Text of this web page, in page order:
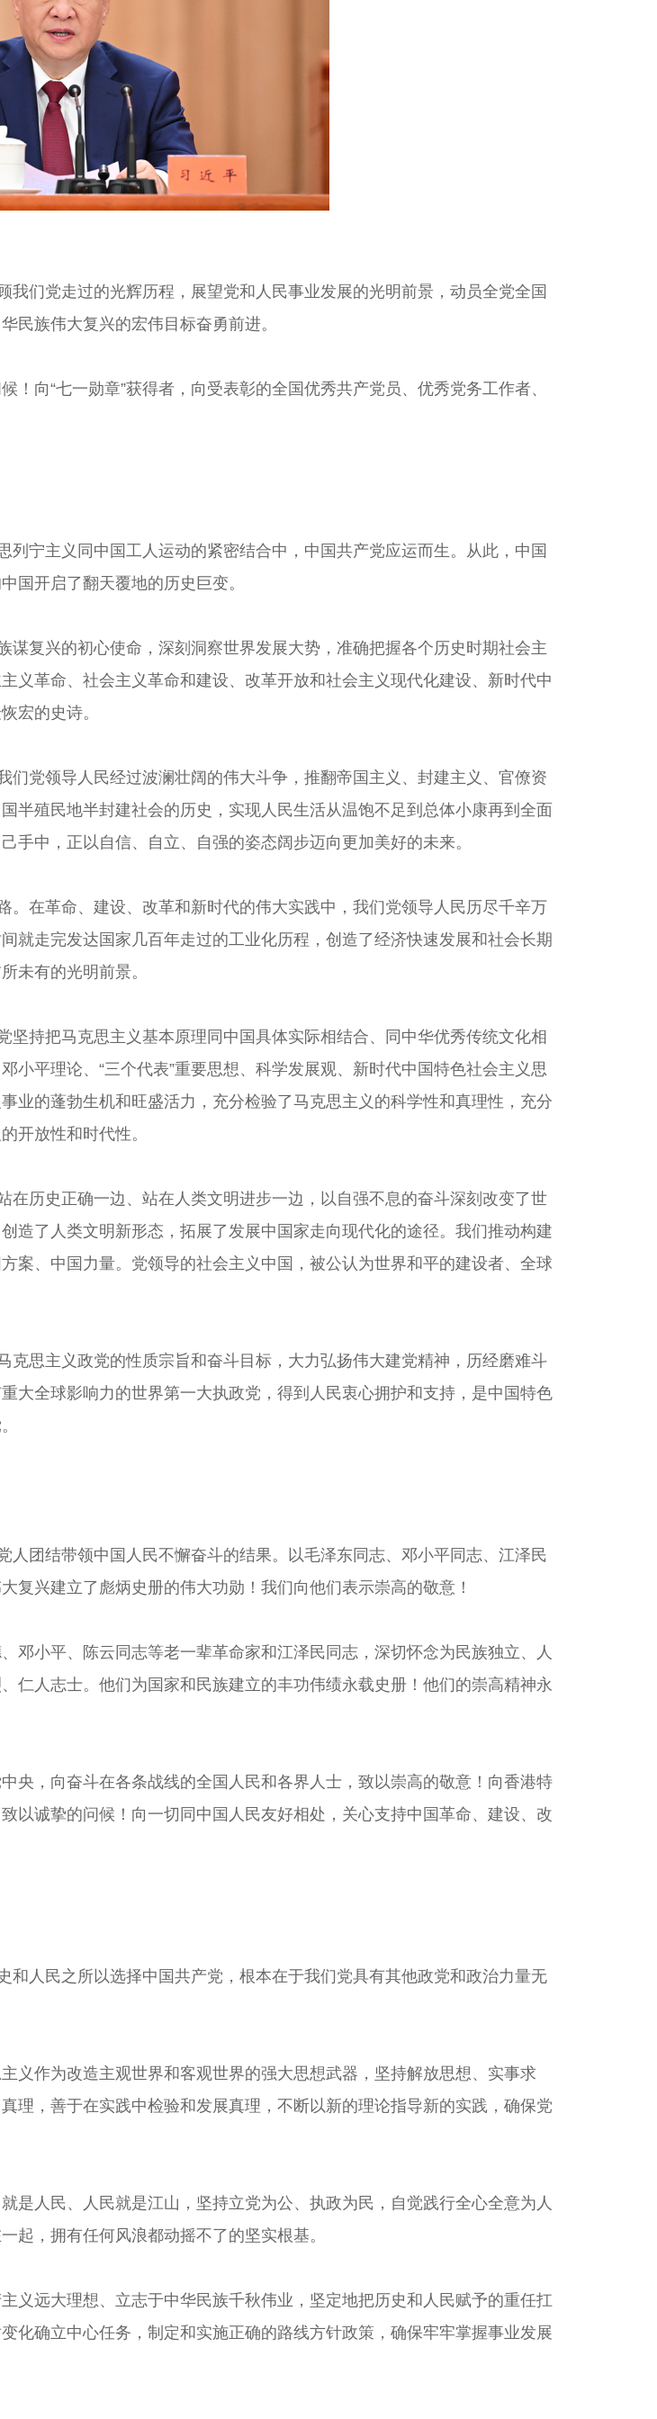
们党走过的光辉历程，展望党和人民事业发展的光明前景，动员全党全国
民族伟大复兴的宏伟目标奋勇前进。
向“七一勋章”获得者，向受表彰的全国优秀共产党员、优秀党务工作者、
宁主义同中国工人运动的紧密结合中，中国共产党应运而生。从此，中国
国开启了翻天覆地的历史巨变。
复兴的初心使命，深刻洞察世界发展大势，准确把握各个历史时期社会主
义革命、社会主义革命和建设、改革开放和社会主义现代化建设、新时代中
宏的史诗。
党领导人民经过波澜壮阔的伟大斗争，推翻帝国主义、封建主义、官僚资
半殖民地半封建社会的历史，实现人民生活从温饱不足到总体小康再到全面
中，正以自信、自立、自强的姿态阔步迈向更加美好的未来。
在革命、建设、改革和新时代的伟大实践中，我们党领导人民历尽千辛万
就走完发达国家几百年走过的工业化历程，创造了经济快速发展和社会长期
未有的光明前景。
持把马克思主义基本原理同中国具体实际相结合、同中华优秀传统文化相
小平理论、“三个代表”重要思想、科学发展观、新时代中国特色社会主义思
业的蓬勃生机和旺盛活力，充分检验了马克思主义的科学性和真理性，充分
开放性和时代性。
历史正确一边、站在人类文明进步一边，以自强不息的奋斗深刻改变了世
造了人类文明新形态，拓展了发展中国家走向现代化的途径。我们推动构建
案、中国力量。党领导的社会主义中国，被公认为世界和平的建设者、全球
思主义政党的性质宗旨和奋斗目标，大力弘扬伟大建党精神，历经磨难斗
大全球影响力的世界第一大执政党，得到人民衷心拥护和支持，是中国特色
团结带领中国人民不懈奋斗的结果。以毛泽东同志、邓小平同志、江泽民
复兴建立了彪炳史册的伟大功勋！我们向他们表示崇高的敬意！
小平、陈云同志等老一辈革命家和江泽民同志，深切怀念为民族独立、人
仁人志士。他们为国家和民族建立的丰功伟绩永载史册！他们的崇高精神永
，向奋斗在各条战线的全国人民和各界人士，致以崇高的敬意！向香港特
以诚挚的问候！向一切同中国人民友好相处，关心支持中国革命、建设、改
人民之所以选择中国共产党，根本在于我们党具有其他政党和政治力量无
为改造主观世界和客观世界的强大思想武器，坚持解放思想、实事求
理，善于在实践中检验和发展真理，不断以新的理论指导新的实践，确保党
民、人民就是江山，坚持立党为公、执政为民，自觉践行全心全意为人
起，拥有任何风浪都动摇不了的坚实根基。
大理想、立志于中华民族千秋伟业，坚定地把历史和人民赋予的重任扛
化确立中心任务，制定和实施正确的路线方针政策，确保牢牢掌握事业发展